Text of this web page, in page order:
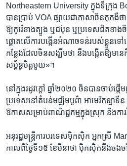
Northeastern University ក្នុង​ទីក្រុង
បាន​ប្រាប់ VOA ផ្សាយ​ជា​ភាសា​ចិន​កុកងឺ​
ឱ្យ​កូរ៉េ​ខាង​ត្បូង ​ឬ​ជប៉ុន ឬប្រទេស​ជិត​ខាង​
ផ្តោត​លើ​ការ​បង្កើន​អំណាច​ទន់​របស់​ខ្លួនទ
កន្លែង​ដែល​ចិន​សង្ឃឹម​ថា នឹង​បង្កើត​ឱ្យ​មា
សម្ព័ន្ធមិត្ត​មួយ»។
នៅ​ក្នុង​រដូវ​ក្តៅ ឆ្នាំ២០២០ ចិន​បាន​ចាប់​ផ្
ប្រទេស​នៅ​តំបន់​មជ្ឈិមបូព៌ា​ អាមេរិក​ឡាទី
ឱកាស​សម្រាប់​ពាណិជ្ជកម្ម​ក្នុង​ស្រុក និង​កា
អនុរដ្ឋមន្ត្រី​ការបរទេស​ម៉ិកស៊ិក អ្នកស្រី
កាលពី​ថ្ងៃទី១៥ ខែមីនា​ថា ម៉ិកស៊ិក​នឹង​ចង